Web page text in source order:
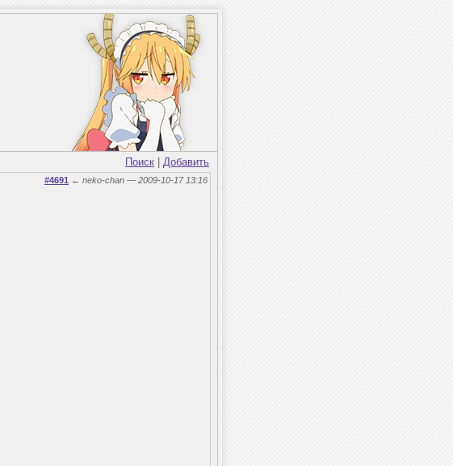
Поиск Добавить
#4691 ← neko-chan — 2009-10-17 13:16